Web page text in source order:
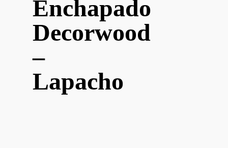
Enchapado
Decorwood
–
Lapacho